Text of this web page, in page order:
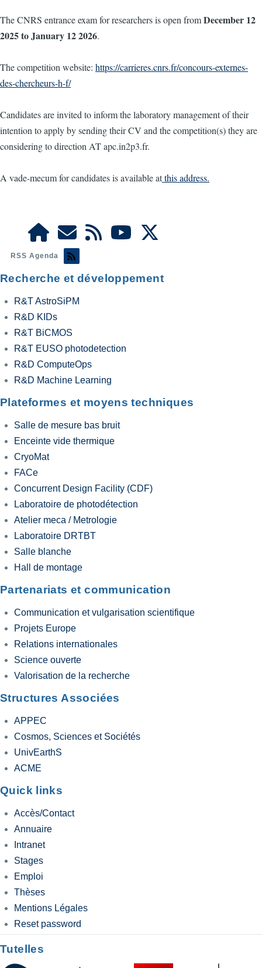
The CNRS entrance exam for researchers is open fromDecember 12
2025 to January 12 2026.
The competition website: https://carrieres.cnrs.fr/concours-externes-
des-chercheurs-h-f/
Candidates are invited to inform the laboratory management of their
intention to apply by sending their CV and the competition(s) they are
considering to direction AT apc.in2p3.fr.
A vade-mecum for candidates is available atthis address.
RSS Agenda
Recherche et développement
R&T AstroSiPM
R&D KIDs
R&T BiCMOS
R&T EUSO photodetection
R&D ComputeOps
R&D Machine Learning
Plateformes et moyens techniques
Salle de mesure bas bruit
Enceinte vide thermique
CryoMat
FACe
Concurrent Design Facility (CDF)
Laboratoire de photodétection
Atelier meca / Metrologie
Laboratoire DRTBT
Salle blanche
Hall de montage
Partenariats et communication
Communication et vulgarisation scientifique
Projets Europe
Relations internationales
Science ouverte
Valorisation de la recherche
Structures Associées
APPEC
Cosmos, Sciences et Sociétés
UnivEarthS
ACME
Quick links
Accès/Contact
Annuaire
Intranet
Stages
Emploi
Thèses
Mentions Légales
Reset password
Tutelles